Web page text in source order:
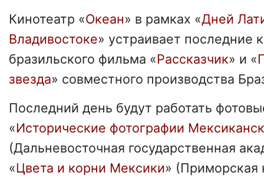
Кинотеатр «Океан» в рамках «Дней
Владивостоке» устраивает последние
бразильского фильма «Рассказчик» и «
звезда» совместного производства
Последний день будут работать
«Исторические фотографии
(Дальневосточная государственная
«Цвета и корни Мексики» (Приморская